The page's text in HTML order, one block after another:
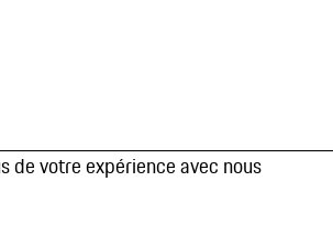
de votre expérience avec nous